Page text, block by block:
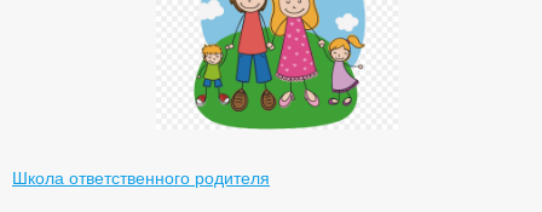
Школа ответственного родителя